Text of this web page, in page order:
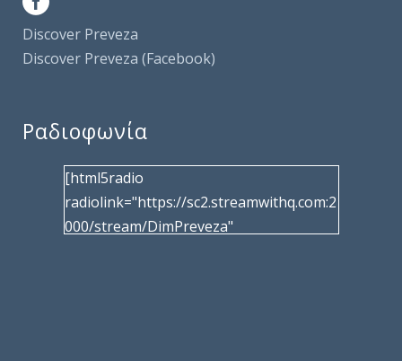
Discover Preveza
Discover Preveza (Facebook)
Ραδιοφωνία
[html5radio
radiolink="https://sc2.streamwithq.com:2
000/stream/DimPreveza"